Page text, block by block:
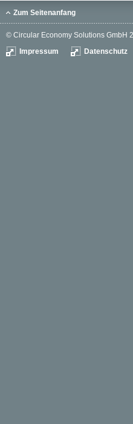
Zum Seitenanfang
© Circular Economy Solutions GmbH
Impressum
Datenschutz